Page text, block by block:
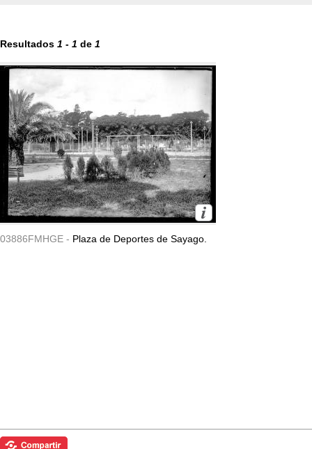
Resultados 1 - 1 de 1
03886FMHGE - Plaza de Deportes de Sayago.